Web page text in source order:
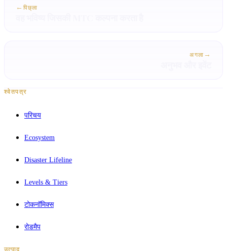
←पिछ्ला
अगला →
श्वेतपत्र
परिचय
Ecosystem
Disaster Lifeline
Levels & Tiers
टोकनॉमिक्स
रोडमैप